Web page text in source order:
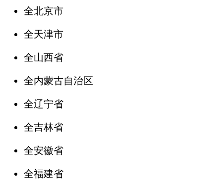
全北京市
全天津市
全山西省
全内蒙古自治区
全辽宁省
全吉林省
全安徽省
全福建省